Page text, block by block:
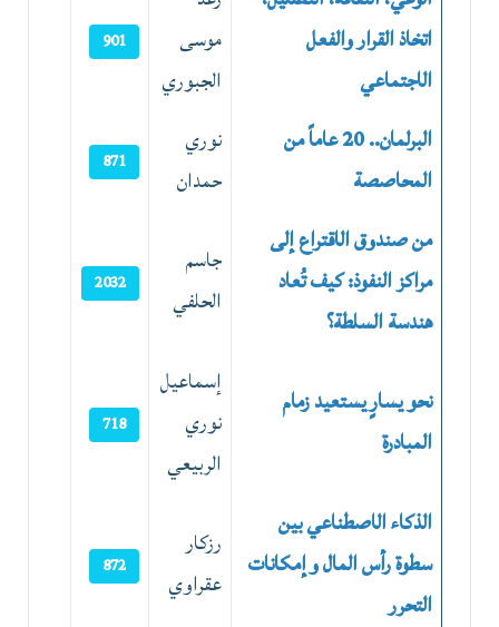
اتخاذ القرار والفعل
الاجتماعي
موسى
الجبوري
901
البرلمان.. 20 عاماً من
المحاصصة
نوري
حمدان
871
من صندوق الاقتراع إلى
مراكز النفوذ: كيف تُعاد
هندسة السلطة؟
جاسم
الحلفي
2032
نحو يسارٍ يستعيد زمام
المبادرة
إسماعيل
نوري
الربيعي
718
الذكاء الاصطناعي بين
سطوة رأس المال وإمكانات
التحرر
رزكار
عقراوي
872